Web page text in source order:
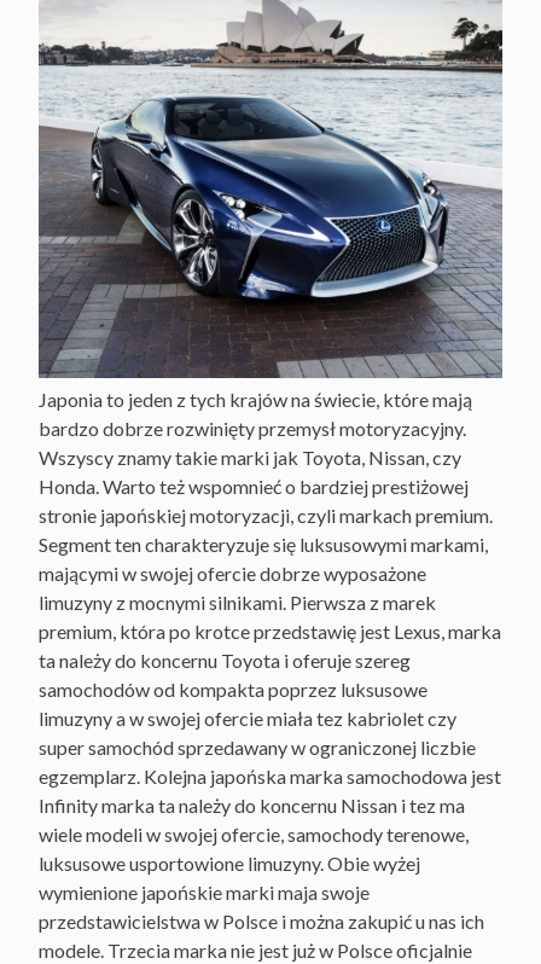
Japonia to jeden z tych krajów na świecie, które mają
bardzo dobrze rozwinięty przemysł motoryzacyjny.
Wszyscy znamy takie marki jak Toyota, Nissan, czy
Honda. Warto też wspomnieć o bardziej prestiżowej
stronie japońskiej motoryzacji, czyli markach premium.
Segment ten charakteryzuje się luksusowymi markami,
mającymi w swojej ofercie dobrze wyposażone
limuzyny z mocnymi silnikami. Pierwsza z marek
premium, która po krotce przedstawię jest Lexus, marka
ta należy do koncernu Toyota i oferuje szereg
samochodów od kompakta poprzez luksusowe
limuzyny a w swojej ofercie miała tez kabriolet czy
super samochód sprzedawany w ograniczonej liczbie
egzemplarz. Kolejna japońska marka samochodowa jest
Infinity marka ta należy do koncernu Nissan i tez ma
wiele modeli w swojej ofercie, samochody terenowe,
luksusowe usportowione limuzyny. Obie wyżej
wymienione japońskie marki maja swoje
przedstawicielstwa w Polsce i można zakupić u nas ich
modele. Trzecia marka nie jest już w Polsce oficjalnie